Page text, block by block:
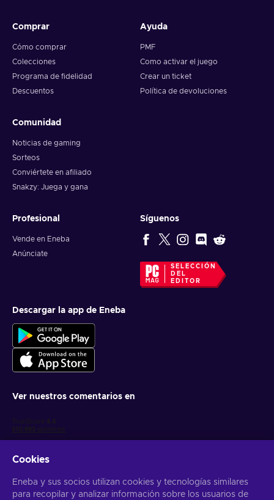
Comprar
Cómo comprar
Colecciones
Programa de fidelidad
Descuentos
Ayuda
PMF
Como activar el juego
Crear un ticket
Política de devoluciones
Comunidad
Noticias de gaming
Sorteos
Conviértete en afiliado
Snakzy: Juega y gana
Profesional
Vende en Eneba
Anúnciate
Síguenos
SELECCIÓN
DEL
EDITOR
Descargar la app de Eneba
Ver nuestros comentarios en
Cookies
Eneba y sus socios utilizan cookies y tecnologías similares
para recopilar y analizar información sobre los usuarios de